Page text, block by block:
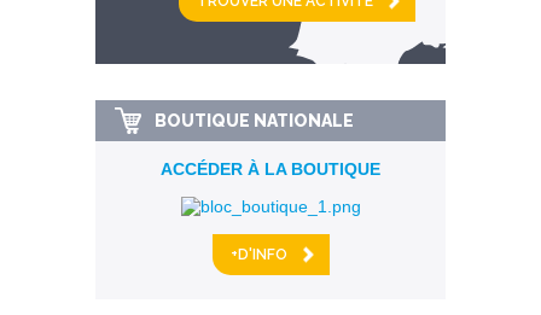
km alentour
BOUTIQUE NATIONALE
ACCÉDER À LA BOUTIQUE
+D'INFO